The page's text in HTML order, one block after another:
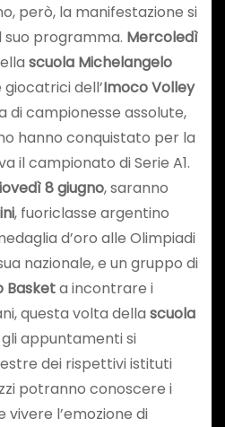
però, la manifestazione si
programma. Mercoledì
scuola Michelangelo
dell’Imoco Volley
di campionesse assolute,
hanno conquistato per la
il campionato di Serie A1.
8 giugno, saranno
, fuoriclasse argentino
d’oro alle Olimpiadi
nazionale, e un gruppo di
Basketa incontrare i
questa volta della scuola
appuntamenti si
dei rispettivi istituti
potranno conoscere i
l’emozione di